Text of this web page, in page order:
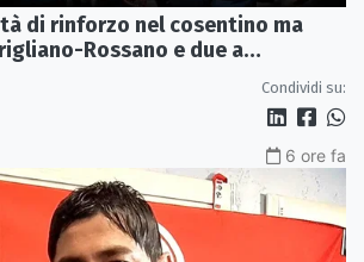
di rinforzo nel cosentino ma
Rossano e due a
Condividi su:
6 ore fa